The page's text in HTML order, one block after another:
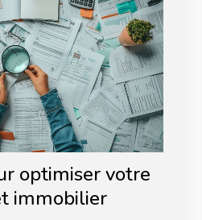
optimiser votre
immobilier